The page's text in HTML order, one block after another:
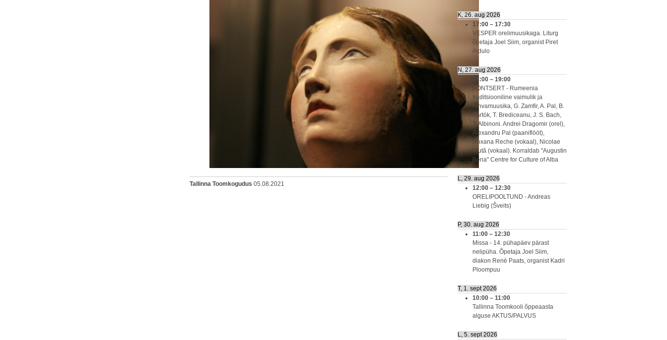
Tallinna Toomkogudus 05.08.2021
K, 26. aug 2026
17:00 – 17:30
VESPER orelimuusikaga. Liturg
õpetaja Joel Siim, organist Piret
Aidulo
N, 27. aug 2026
18:00 – 19:00
KONTSERT - Rumeenia
traditsiooniline vaimulik ja
rahvamuusika, G. Zamfir, A. Pal, B.
Bartók, T. Brediceanu, J. S. Bach,
T. Albinoni. Andrei Dragomir (orel),
Alexandru Pal (paaniflööt),
Roxana Reche (vokaal), Nicolae
Plută (vokaal). Korraldab "Augustin
Bena" Centre for Culture of Alba
L, 29. aug 2026
12:00 – 12:30
ORELIPOOLTUND - Andreas
Liebig (Šveits)
P, 30. aug 2026
11:00 – 12:30
Missa - 14. pühapäev pärast
nelipüha. Õpetaja Joel Siim,
diakon Renè Paats, organist Kadri
Ploompuu
T, 1. sept 2026
10:00 – 11:00
Tallinna Toomkooli õppeaasta
alguse AKTUS/PALVUS
L, 5. sept 2026